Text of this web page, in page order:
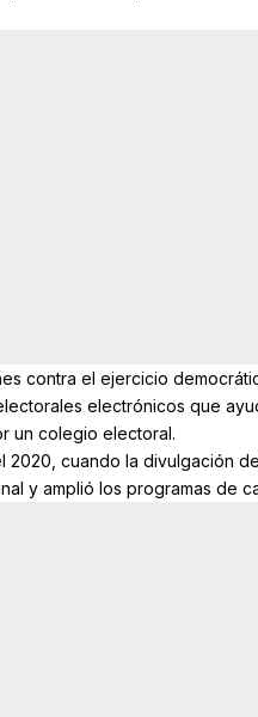
contra el ejercicio
electrónicos que
un colegio electoral.
2020, cuando la divulgación
y amplió los programas de